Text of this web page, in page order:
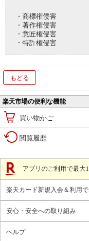
・商標権侵害
・著作権侵害
・意匠権侵害
・特許権侵害
もどる
楽天市場の便利な機能
買い物かご
閲覧履歴
アプリのご利用で最大
楽天カード新規入会＆利用で
安心・安全への取り組み
ヘルプ